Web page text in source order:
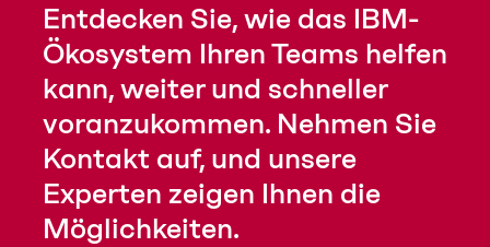
Entdecken Sie, wie das IBM-
Ökosystem Ihren Teams helfen
kann, weiter und schneller
voranzukommen. Nehmen Sie
Kontakt auf, und unsere
Experten zeigen Ihnen die
Möglichkeiten.